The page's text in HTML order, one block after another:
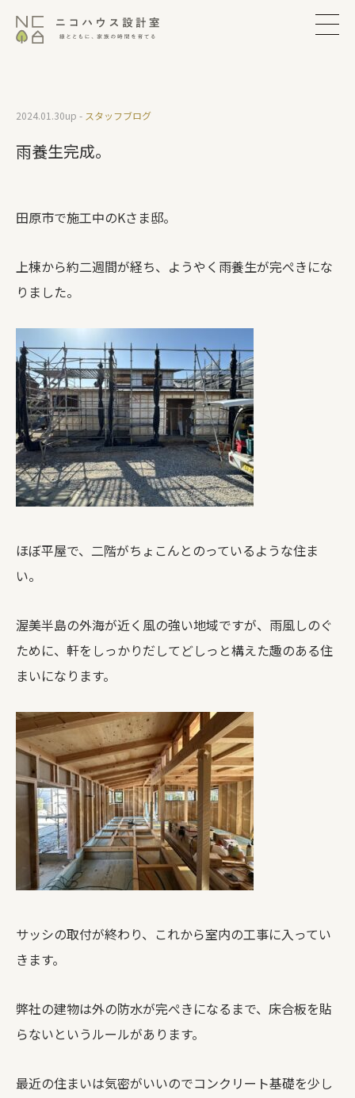
雨養生完成。
2024.01.30up - スタッフブログ
田原市で施工中のKさま邸。
上棟から約二週間が経ち、ようやく雨養生が完ぺきにな
りました。
ほぼ平屋で、二階がちょこんとのっているような住ま
い。
渥美半島の外海が近く風の強い地域ですが、雨風しのぐ
ために、軒をしっかりだしてどしっと構えた趣のある住
まいになります。
サッシの取付が終わり、これから室内の工事に入ってい
きます。
弊社の建物は外の防水が完ぺきになるまで、床合板を貼
らないというルールがあります。
最近の住まいは気密がいいのでコンクリート基礎を少し